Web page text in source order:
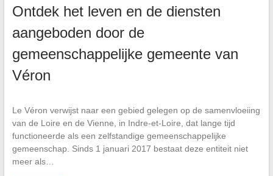
Ontdek het leven en de diensten
aangeboden door de
gemeenschappelijke gemeente van
Véron
Le Véron verwijst naar een gebied gelegen op de samenvloeiing
van de Loire en de Vienne, in Indre-et-Loire, dat lange tijd
functioneerde als een zelfstandige gemeenschappelijke
gemeenschap. Sinds 1 januari 2017 bestaat deze entiteit niet
meer als…